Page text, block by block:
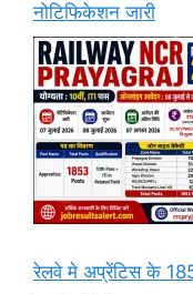
नोटिफिकेशन जारी
रेलवे मे अप्रेंटिस के